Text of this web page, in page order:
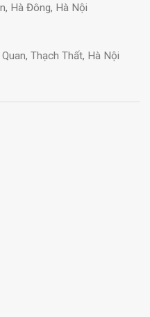
Hà Đông, Hà Nội
Thạch Thất, Hà Nội